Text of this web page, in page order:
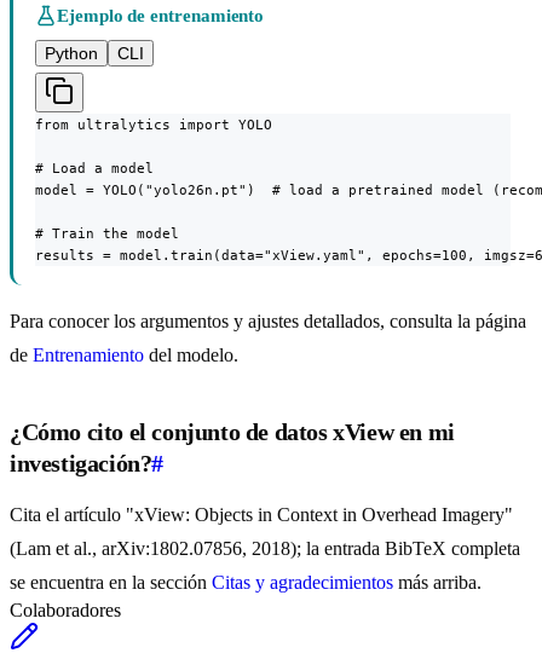
Ejemplo de entrenamiento
Python
CLI
from ultralytics import YOLO
# Load a model
model = YOLO("yolo26n.pt")  # load a pretrained model
# Train the model
results = model.train(data="xView.yaml", epochs=100,
Para conocer los argumentos y ajustes detallados, consulta la página
de Entrenamiento del modelo.
¿Cómo cito el conjunto de datos xView en mi
investigación?#
Cita el artículo "xView: Objects in Context in Overhead Imagery"
(Lam et al., arXiv:1802.07856, 2018); la entrada BibTeX completa
se encuentra en la sección Citas y agradecimientos más arriba.
Colaboradores